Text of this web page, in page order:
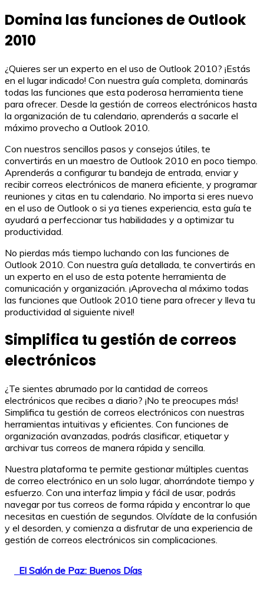
Domina las funciones de Outlook
2010
¿Quieres ser un experto en el uso de Outlook 2010? ¡Estás
en el lugar indicado! Con nuestra guía completa, dominarás
todas las funciones que esta poderosa herramienta tiene
para ofrecer. Desde la gestión de correos electrónicos hasta
la organización de tu calendario, aprenderás a sacarle el
máximo provecho a Outlook 2010.
Con nuestros sencillos pasos y consejos útiles, te
convertirás en un maestro de Outlook 2010 en poco tiempo.
Aprenderás a configurar tu bandeja de entrada, enviar y
recibir correos electrónicos de manera eficiente, y programar
reuniones y citas en tu calendario. No importa si eres nuevo
en el uso de Outlook o si ya tienes experiencia, esta guía te
ayudará a perfeccionar tus habilidades y a optimizar tu
productividad.
No pierdas más tiempo luchando con las funciones de
Outlook 2010. Con nuestra guía detallada, te convertirás en
un experto en el uso de esta potente herramienta de
comunicación y organización. ¡Aprovecha al máximo todas
las funciones que Outlook 2010 tiene para ofrecer y lleva tu
productividad al siguiente nivel!
Simplifica tu gestión de correos
electrónicos
¿Te sientes abrumado por la cantidad de correos
electrónicos que recibes a diario? ¡No te preocupes más!
Simplifica tu gestión de correos electrónicos con nuestras
herramientas intuitivas y eficientes. Con funciones de
organización avanzadas, podrás clasificar, etiquetar y
archivar tus correos de manera rápida y sencilla.
Nuestra plataforma te permite gestionar múltiples cuentas
de correo electrónico en un solo lugar, ahorrándote tiempo y
esfuerzo. Con una interfaz limpia y fácil de usar, podrás
navegar por tus correos de forma rápida y encontrar lo que
necesitas en cuestión de segundos. Olvídate de la confusión
y el desorden, y comienza a disfrutar de una experiencia de
gestión de correos electrónicos sin complicaciones.
El Salón de Paz: Buenos Días